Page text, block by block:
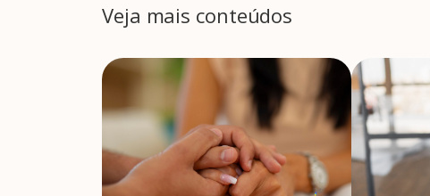
Veja mais conteúdos